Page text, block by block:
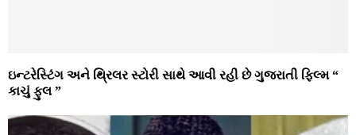
ઇન્ટરેસ્ટિંગ અને થ્રિલર સ્ટોરી સાથે આવી રહી છે ગુજરાતી ફિલ્મ “
કાચું ફુલ ”